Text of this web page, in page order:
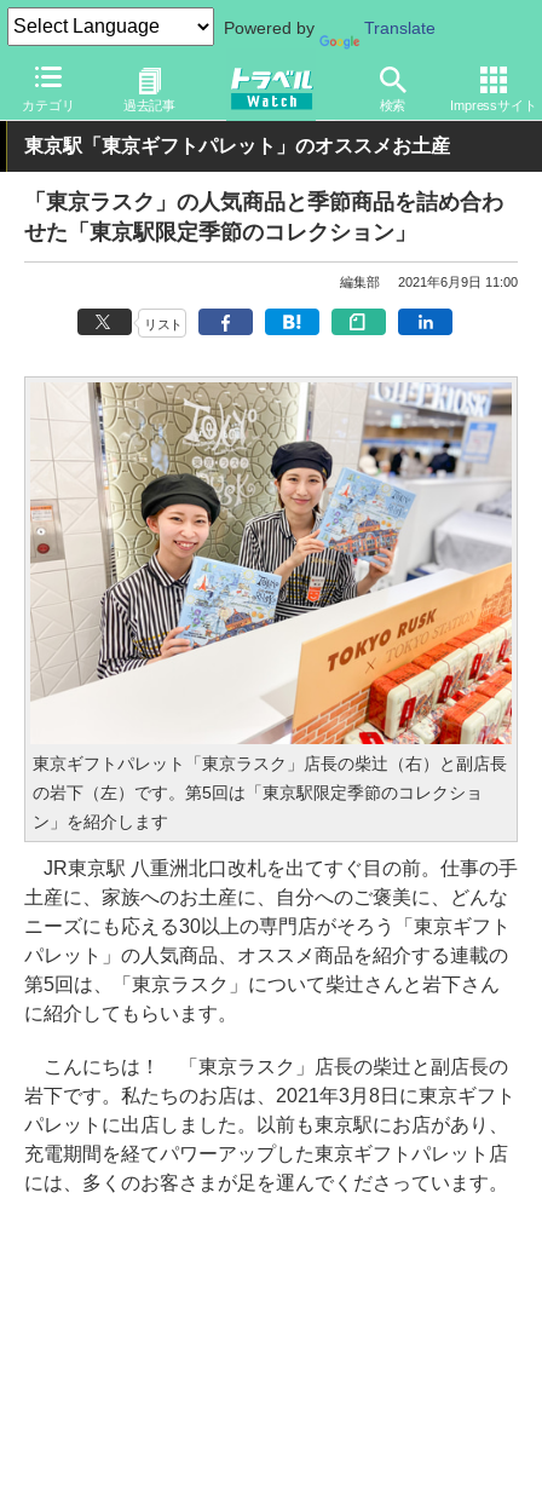
Powered by Translate
カテゴリ 過去記事 検索 Impressサイト
トラベル Watch 旅の方法 鉄旅 駅
東京駅「東京ギフトパレット」のオススメお土産
「東京ラスク」の人気商品と季節商品を詰め合わ
せた「東京駅限定季節のコレクション」
編集部 2021年6月9日 11:00
リスト
東京ギフトパレット「東京ラスク」店長の柴辻（右）と副店長
の岩下（左）です。第5回は「東京駅限定季節のコレクショ
ン」を紹介します
JR東京駅 八重洲北口改札を出てすぐ目の前。仕事の手
土産に、家族へのお土産に、自分へのご褒美に、どんな
ニーズにも応える30以上の専門店がそろう「東京ギフト
パレット」の人気商品、オススメ商品を紹介する連載の
第5回は、「東京ラスク」について柴辻さんと岩下さん
に紹介してもらいます。
こんにちは！ 「東京ラスク」店長の柴辻と副店長の
岩下です。私たちのお店は、2021年3月8日に東京ギフト
パレットに出店しました。以前も東京駅にお店があり、
充電期間を経てパワーアップした東京ギフトパレット店
には、多くのお客さまが足を運んでくださっています。